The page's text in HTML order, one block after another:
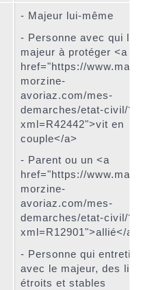
- Majeur lui-même
- Personne avec qui le
majeur à protéger <a
href="https://www.mairie-
morzine-
avoriaz.com/mes-
demarches/etat-civil/?
xml=R42442">vit en
couple</a>
- Parent ou un <a
href="https://www.mairie-
morzine-
avoriaz.com/mes-
demarches/etat-civil/?
xml=R12901">allié</a>
- Personne qui entretient,
avec le majeur, des liens
étroits et stables